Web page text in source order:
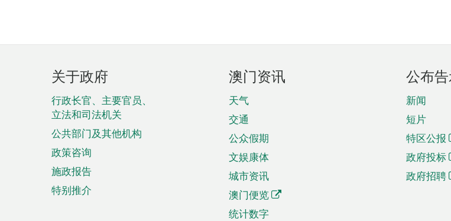
页
脚
菜
单
关于政府
行政长官、主要官员、
立法和司法机关
公共部门及其他机构
政策咨询
施政报告
特别推介
澳门资讯
天气
交通
公众假期
文娱康体
城市资讯
澳门便览
统计数字
公布
新闻
短片
特区公报
政府投标
政府招聘